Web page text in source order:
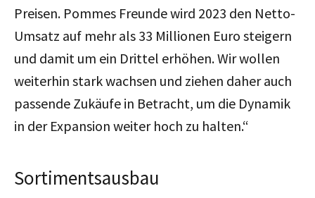
Preisen. Pommes Freunde wird 2023 den Netto-
Umsatz auf mehr als 33 Millionen Euro steigern
und damit um ein Drittel erhöhen. Wir wollen
weiterhin stark wachsen und ziehen daher auch
passende Zukäufe in Betracht, um die Dynamik
in der Expansion weiter hoch zu halten.“
Sortimentsausbau